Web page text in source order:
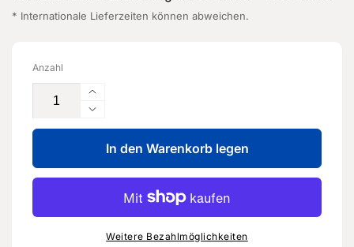
* Internationale Lieferzeiten können abweichen.
Anzahl
Erhöhe
die
Menge
für
Tunnel
-
803
299
Verringere
die
Menge
für
Tunnel
5Q0
803
In den Warenkorb legen
Weitere Bezahlmöglichkeiten